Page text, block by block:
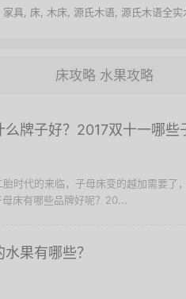
家具 床 木床 源氏木语 源氏木语全实
床攻略 水果攻略
牌子好？2017双十一哪些
胎时代的来临，子母床变的越加需要
床有哪些品牌好呢？20...
果有哪些？